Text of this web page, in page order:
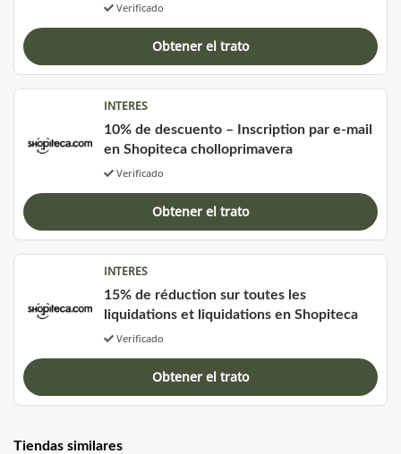
Verificado
Obtener el trato
INTERES
10% de descuento – Inscription par e-mail
en Shopiteca cholloprimavera
Verificado
Obtener el trato
INTERES
15% de réduction sur toutes les
liquidations et liquidations en Shopiteca
Verificado
Obtener el trato
Tiendas similares